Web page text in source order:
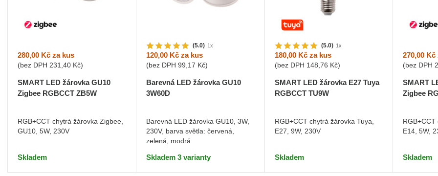
280,00 Kč za kus
(bez DPH 231,40 Kč)
SMART LED žárovka GU10
Zigbee RGBCCT ZB5W
RGB+CCT chytrá žárovka Zigbee,
GU10, 5W, 230V
Skladem
(5.0) 1x
120,00 Kčza kus
(bez DPH 99,17 Kč)
Barevná LED žárovka GU10
3W60D
Barevná LED žárovka GU10, 3W,
230V, barva světla: červená,
zelená, modrá
Skladem 3 varianty
(5.0) 1x
180,00 Kčza kus
(bez DPH 148,76 Kč)
SMART LED žárovka E27 Tuya
RGBCCT TU9W
RGB+CCT chytrá žárovka Tuya,
E27, 9W, 230V
Skladem
270,00 Kč
(bez DPH
SMART
Zigbee
E14, 5W,
Skladem